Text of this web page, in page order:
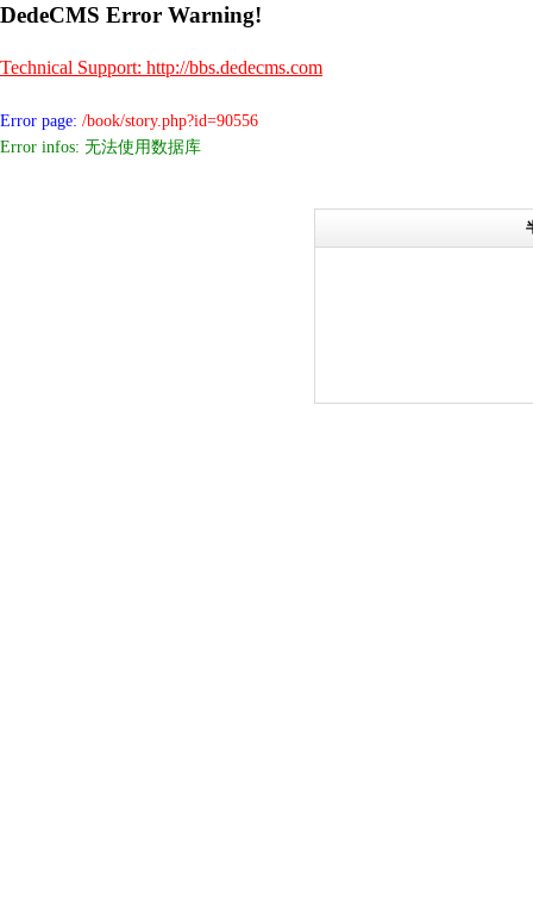
DedeCMS Error Warning!
Technical Support: http://bbs.dedecms.com
Error page: /book/story.php?id=90556
Error infos: 无法使用数据库